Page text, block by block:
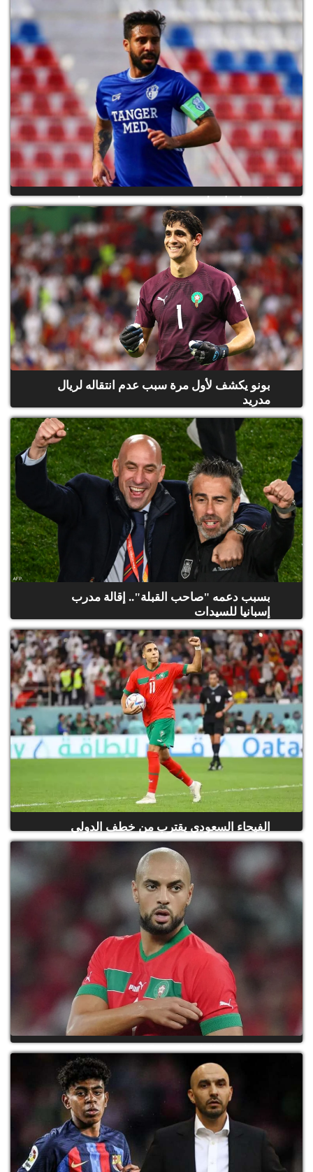
فريق اتحاد طنجة يفسخ عقد محسن متولي
بونو يكشف لأول مرة سبب عدم انتقاله لريال
مدريد
بسبب دعمه "صاحب القبلة".. إقالة مدرب
إسبانيا للسيدات
الفيحاء السعودي يقترب من خطف الدولي
المغربي الصابيري
مشكلة في الظهر.. كيف اكتشف مانشستر
يونايتد إصابة أمرابط؟